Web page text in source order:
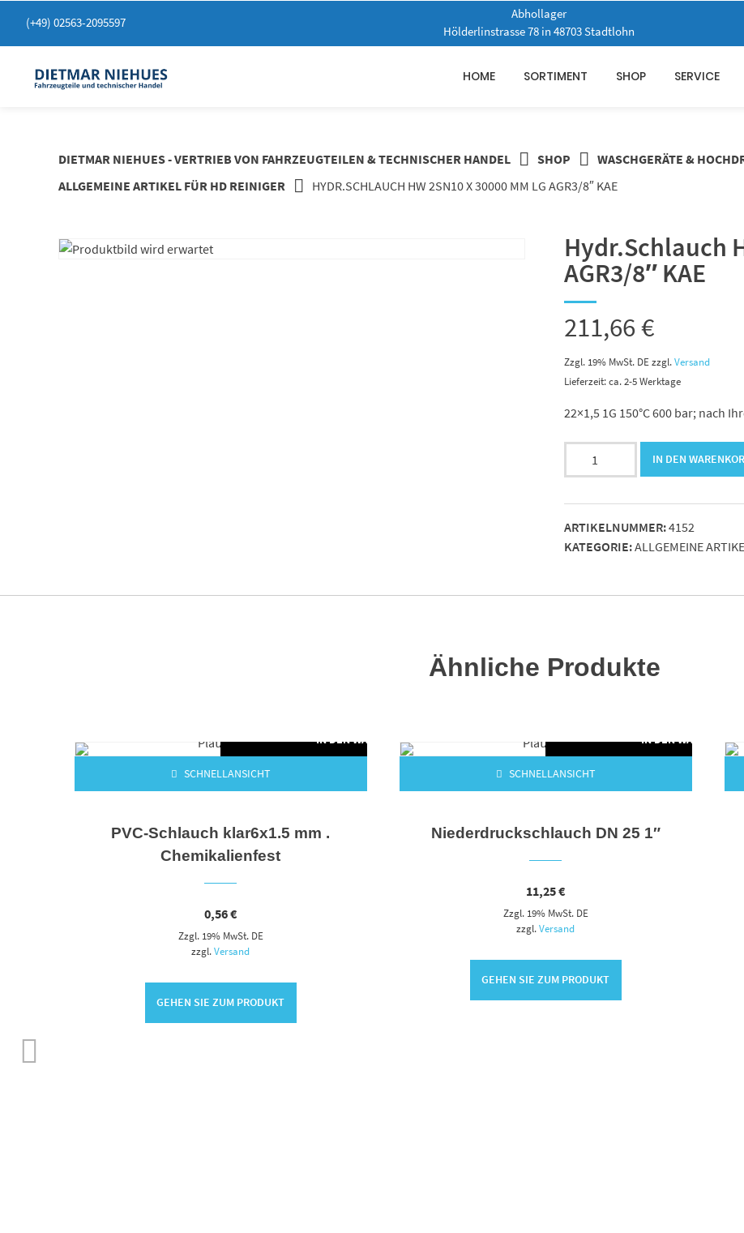
zum
(+49) 02563-2095597
Abhollager
Hölderlinstrasse 78 in 48703 Stadtlohn
HOME SORTIMENT SHOP SERVICE
DIETMAR NIEHUES - VERTRIEB VON FAHRZEUGTEILEN & TECHNISCHER HANDEL SHOP
WASCHGERÄTE &
ALLGEMEINE ARTIKEL FÜR HD REINIGER
HYDR.SCHLAUCH HW 2SN10 X 30000 MM LG AGR3/8″ KAE
Hydr.Schlauch
AGR3/8″ KAE
211,66€
Zzgl. 19% MwSt. DE zzgl.Versand
Lieferzeit: ca. 2-5 Werktage
22×1,5 1G 150°C 600 bar; nach
x
30000
mm
IN DEN
ARTIKELNUMMER:4152
KATEGORIE:ALLGEMEINE
Ähnliche Produkte
IN DEN WARENKORB
SCHNELLANSICHT
PVC-Schlauch klar6x1.5 mm .
Chemikalienfest
0,56€
Zzgl. 19% MwSt. DE
zzgl.Versand
GEHEN SIE ZUM PRODUKT
IN DEN WARENKORB
SCHNELLANSICHT
Niederdruckschlauch DN 25 1″
11,25€
Zzgl. 19% MwSt. DE
zzgl.Versand
GEHEN SIE ZUM PRODUKT